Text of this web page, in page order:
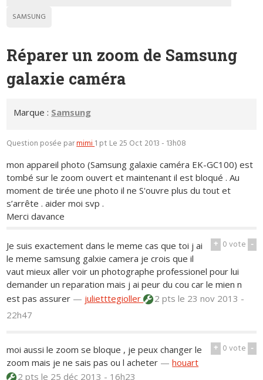
SAMSUNG
Réparer un zoom de Samsung
galaxie caméra
Marque : Samsung
Question posée parmimi1 pt Le 25 Oct 2013 - 13h08
mon appareil photo (Samsung galaxie caméra EK-GC100) est
tombé sur le zoom ouvert et maintenant il est bloqué . Au
moment de tirée une photo il ne S'ouvre plus du tout et
s’arrête . aider moi svp .
Merci davance
+ 0vote -
Je suis exactement dans le meme cas que toi j ai
le meme samsung galxie camera je crois que il
vaut mieux aller voir un photographe professionel pour lui
demander un reparation mais j ai peur du cou car le mien n
est pas assurer — julietttegioller 2 ptsle 23 nov 2013 -
22h47
+ 0vote -
moi aussi le zoom se bloque , je peux changer le
zoom mais je ne sais pas ou l acheter —houart
2 ptsle 25 déc 2013 - 16h23